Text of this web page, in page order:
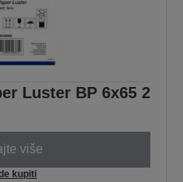
Luster BP 6x65 2
više
kupiti